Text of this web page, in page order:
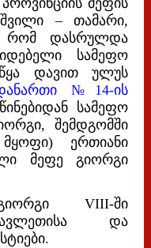
მეფის
– თამარი,
რომ დასრულდა
სამეფო
დავით ულუს
№14-ის
სამეფო
შემდგომში
ერთიანი
მეფე გიორგი
VIII-ში
და